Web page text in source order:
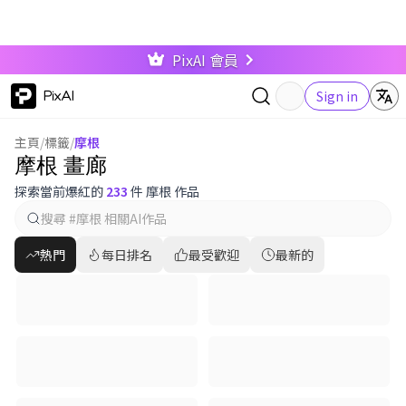
PixAI 會員
PixAI Sign in
主頁/標籤/摩根
摩根 畫廊
探索當前爆紅的 233 件 摩根 作品
熱門 每日排名 最受歡迎 最新的